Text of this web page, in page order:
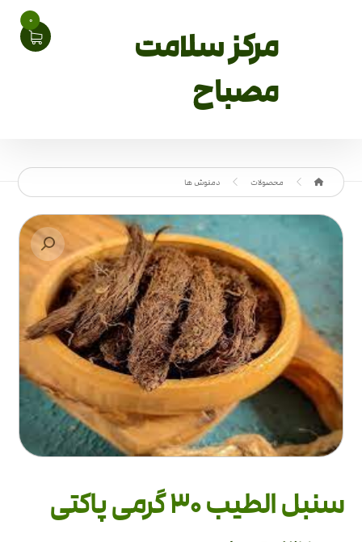
مرکز سلامت
مصباح
0
محصولات دمنوش ها
بزرگنمایی تصویر
سنبل الطیب 30 گرمی پاکتی